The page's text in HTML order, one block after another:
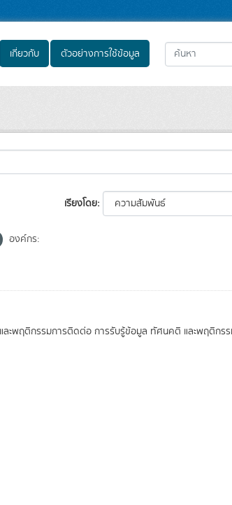
เกี่ยวกับ ตัวอย่างการใช้ข้อมูล
เรียงโดย
องค์กร:
ะพฤติกรรมการติดต่อ การรับรู้ข้อมูล ทัศนคติ และพฤติกร